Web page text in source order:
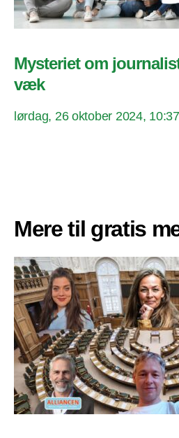
Mysteriet om
væk
lørdag, 26 oktober 2024, 10:37
Mere til gratis